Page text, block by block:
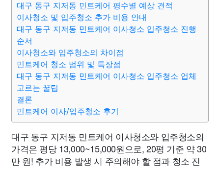
대구 동구 지저동 민트케어 평수별 예상 견적
이사청소 및 입주청소 추가 비용 안내
대구 동구 지저동 민트케어 이사청소 입주청소 진행
순서
이사청소와 입주청소의 차이점
민트케어 청소 범위 및 특장점
대구 동구 지저동 민트케어 이사청소 입주청소 업체
고르는 꿀팁
결론
민트케어 이사/입주청소 후기
대구 동구 지저동 민트케어 이사청소와 입주청소의
가격은 평당 13,000~15,000원으로, 20평 기준 약 30
만 원! 추가 비용 발생 시 주의해야 할 점과 청소 진